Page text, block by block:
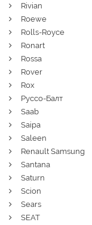
Rivian
Roewe
Rolls-Royce
Ronart
Rossa
Rover
Rox
Руссо-Балт
Saab
Saipa
Saleen
Renault Samsung
Santana
Saturn
Scion
Sears
SEAT